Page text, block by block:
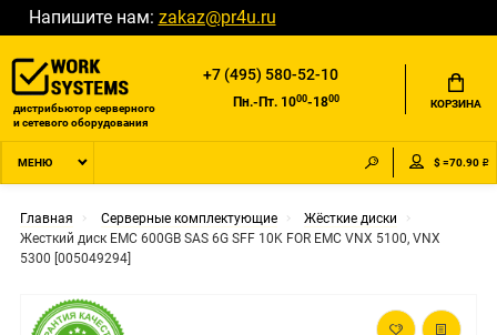
Напишите нам: zakaz@pr4u.ru
дистрибьютор серверного
и сетевого оборудования
+7 (495) 580-52-10
Пн.-Пт. 1000-1800 КОРЗИНА
МЕНЮ $ =70.90 ₽
Главная Серверные комплектующие
Жёсткие диски
Жесткий диск EMC 600GB SAS 6G SFF 10K FOR EMC VNX 5100, VNX
5300 [005049294]